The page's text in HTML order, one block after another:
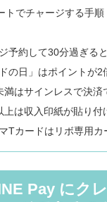
トでチャージする手順
予約して30分過ぎる
ドの日」はポイントが2
満はサインレスで決済
上は収入印紙が貼り付
Tカードはリボ専用カ
Pay にク